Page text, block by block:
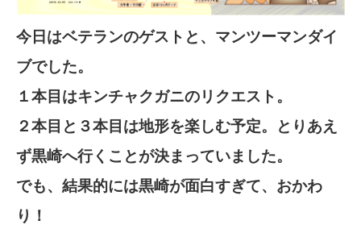
今日はベテランのゲストと、マンツーマンダイ
ブでした。
１本目はキンチャクガニのリクエスト。
２本目と３本目は地形を楽しむ予定。とりあえ
ず黒崎へ行くことが決まっていました。
でも、結果的には黒崎が面白すぎて、おかわ
り！